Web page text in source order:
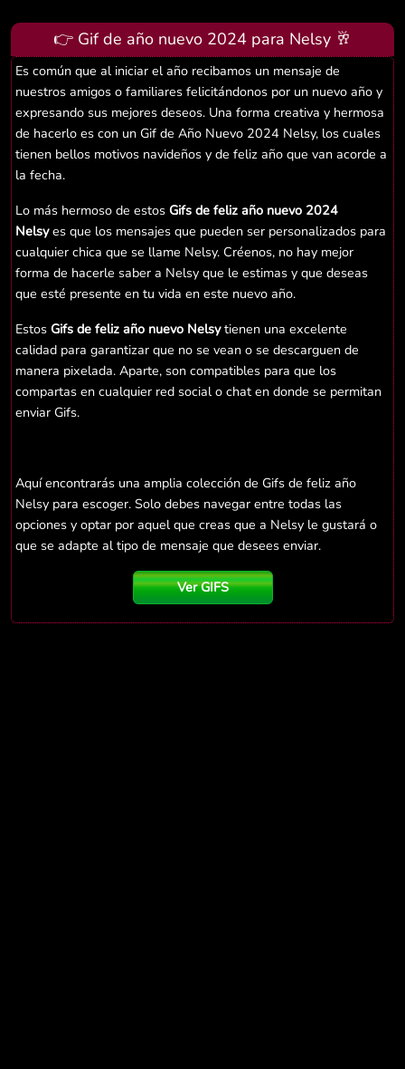
👉 Gif de año nuevo 2024 para Nelsy 🥂
Es común que al iniciar el año recibamos un mensaje de
nuestros amigos o familiares felicitándonos por un nuevo año y
expresando sus mejores deseos. Una forma creativa y hermosa
de hacerlo es con un Gif de Año Nuevo 2024 Nelsy, los cuales
tienen bellos motivos navideños y de feliz año que van acorde a
la fecha.
Lo más hermoso de estos Gifs de feliz año nuevo 2024
Nelsyes que los mensajes que pueden ser personalizados para
cualquier chica que se llame Nelsy. Créenos, no hay mejor
forma de hacerle saber a Nelsy que le estimas y que deseas
que esté presente en tu vida en este nuevo año.
Estos Gifs de feliz año nuevo Nelsytienen una excelente
calidad para garantizar que no se vean o se descarguen de
manera pixelada. Aparte, son compatibles para que los
compartas en cualquier red social o chat en donde se permitan
enviar Gifs.
Aquí encontrarás una amplia colección de Gifs de feliz año
Nelsy para escoger. Solo debes navegar entre todas las
opciones y optar por aquel que creas que a Nelsy le gustará o
que se adapte al tipo de mensaje que desees enviar.
Ver GIFS